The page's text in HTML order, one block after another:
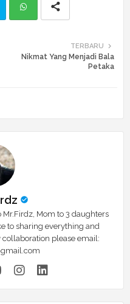
ats
TERBARU
Nikmat Yang Menjadi Bala
Petaka
Mr.Firdz, Mom to 3 daughters
to sharing everything and
please email: